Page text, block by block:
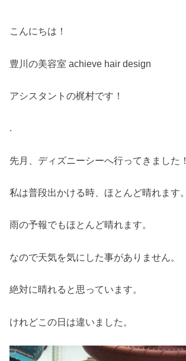
こんにちは！
豊川の美容室 achieve hair design
アシスタントの梶村です！
.
先月、ディズニーシーへ行ってきました！
私は普段出かける時、ほとんど晴れます。
雨の予報でもほとんど晴れます。
なので天気を気にした事がありません。
絶対に晴れると思っています。
けれどこの日は違いました。